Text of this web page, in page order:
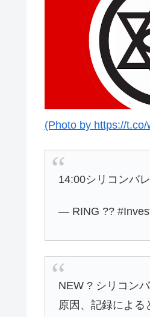
(Photo by https://
14:00シリコンバ
— RING ??
NEW ? シリコン
原因、記録によ